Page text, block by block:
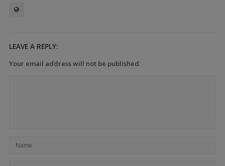
LEAVE A REPLY:
Your email address will not be published.